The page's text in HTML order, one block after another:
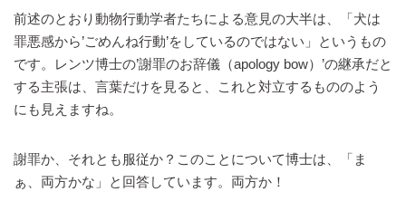
前述のとおり動物行動学者たちによる意見の大半は、「犬は
罪悪感から’ごめんね行動’をしているのではない」というもの
です。レンツ博士の’謝罪のお辞儀（apology bow）’の継承だと
する主張は、言葉だけを見ると、これと対立するもののよう
にも見えますね。
謝罪か、それとも服従か？このことについて博士は、「ま
ぁ、両方かな」と回答しています。両方か！